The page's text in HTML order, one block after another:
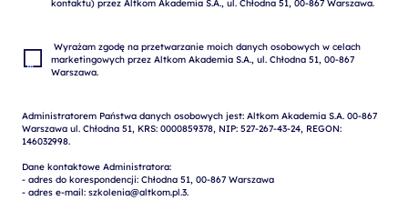
marketingowych przez Altkom Akademia S.A., ul. Chłodna 51, 00-867
Administratorem Państwa danych osobowych jest: Altkom Akademia S.A. 00-867
Warszawa ul. Chłodna 51, KRS: 0000859378, NIP: 527-267-43-24, REGON:
146032998.
Dane kontaktowe Administratora:
- adres do korespondencji: Chłodna 51, 00-867 Warszawa
- adres e-mail: szkolenia@altkom.pl.3.